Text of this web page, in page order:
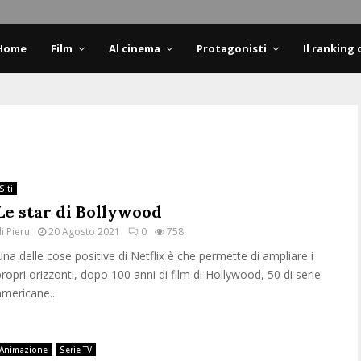
Film Al cinema Protagonisti Il ranking
Siti
star di Bollywood
Pieru 20 Agosto 2021 0 758
delle cose positive di Netflix è che permette di ampliare i
orizzonti, dopo 100 anni di film di Hollywood, 50 di serie
Animazione Serie TV